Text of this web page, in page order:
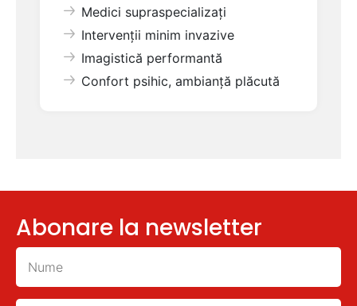
Medici supraspecializați
Intervenții minim invazive
Imagistică performantă
Confort psihic, ambianță plăcută
Abonare la newsletter